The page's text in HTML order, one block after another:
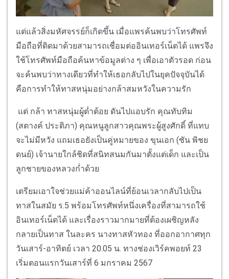
แต่แล้วสิ่งมหัศจรรย์ก็เกิดขึ้น เมื่อแพรค้นพบว่าโทรศัพท์
มือถือที่ติดมาด้วยสามารถเชื่อมต่ออินเทอร์เน็ตได้ แพรจึง
ใช้โทรศัพท์มือถือค้นหาข้อมูลต่าง ๆ เพื่อเอาตัวรอด ก่อน
จะค้นพบว่าทางเดียวที่ทำให้เธอกลับไปในยุคปัจจุบันได้
คือการทำให้ทาสหนุ่มอย่างกล้าสมหวังในความรัก
แต่ กล้า ทาสหนุ่มผู้ต่ำต้อย ดันไปแอบรัก คุณทับทิม
(สตางค์ ประติภา) คุณหนูลูกสาวคุณพระผู้สูงศักดิ์ ที่แทบ
จะไม่มีหวัง แถมเธอยังเป็นคู่หมายของ ขุนเอก (ซัน พิชย
ดนย์) เจ้านายใกล้ชิดที่สนิทสนมกันมาตั้งแต่เด็ก และเป็น
ลูกชายของหลวงก่ำด้วย
เตรียมเอาใจช่วยแม่ค้าออนไลน์ที่ย้อนเวลากลับไปเป็น
ทาสในสมัย ร.5 พร้อมโทรศัพท์หนึ่งเครื่องที่สามารถใช้
อินเทอร์เน็ตได้ และเรื่องราวมากมายที่ต้องเผชิญหลัง
กลายเป็นทาส ในละคร นางทาสหัวทอง ที่ออกอากาศทุก
วันเสาร์-อาทิตย์ เวลา 20.05 น. ทางช่องเวิร์คพอยท์ 23
เริ่มตอนแรกวันเสาร์ที่ 6 มกราคม 2567